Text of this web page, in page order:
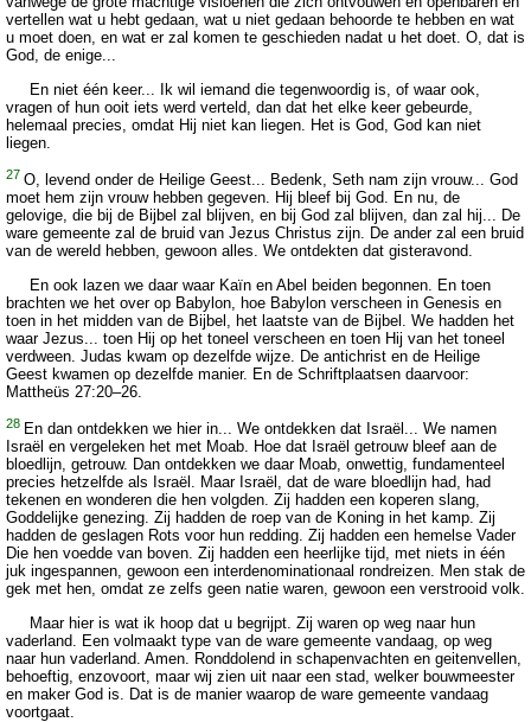
vertellen wat u hebt gedaan, wat u niet gedaan behoorde te hebben en wat
u moet doen, en wat er zal komen te geschieden nadat u het doet. O, dat is
God, de enige...
En niet één keer... Ik wil iemand die tegenwoordig is, of waar ook,
vragen of hun ooit iets werd verteld, dan dat het elke keer gebeurde,
helemaal precies, omdat Hij niet kan liegen. Het is God, God kan niet
liegen.
27 O, levend onder de Heilige Geest... Bedenk, Seth nam zijn vrouw... God
moet hem zijn vrouw hebben gegeven. Hij bleef bij God. En nu, de
gelovige, die bij de Bijbel zal blijven, en bij God zal blijven, dan zal hij... De
ware gemeente zal de bruid van Jezus Christus zijn. De ander zal een bruid
van de wereld hebben, gewoon alles. We ontdekten dat gisteravond.
En ook lazen we daar waar Kaïn en Abel beiden begonnen. En toen
brachten we het over op Babylon, hoe Babylon verscheen in Genesis en
toen in het midden van de Bijbel, het laatste van de Bijbel. We hadden het
waar Jezus... toen Hij op het toneel verscheen en toen Hij van het toneel
verdween. Judas kwam op dezelfde wijze. De antichrist en de Heilige
Geest kwamen op dezelfde manier. En de Schriftplaatsen daarvoor:
Mattheüs 27:20–26.
28 En dan ontdekken we hier in... We ontdekken dat Israël... We namen
Israël en vergeleken het met Moab. Hoe dat Israël getrouw bleef aan de
bloedlijn, getrouw. Dan ontdekken we daar Moab, onwettig, fundamenteel
precies hetzelfde als Israël. Maar Israël, dat de ware bloedlijn had, had
tekenen en wonderen die hen volgden. Zij hadden een koperen slang,
Goddelijke genezing. Zij hadden de roep van de Koning in het kamp. Zij
hadden de geslagen Rots voor hun redding. Zij hadden een hemelse Vader
Die hen voedde van boven. Zij hadden een heerlijke tijd, met niets in één
juk ingespannen, gewoon een interdenominationaal rondreizen. Men stak de
gek met hen, omdat ze zelfs geen natie waren, gewoon een verstrooid volk.
Maar hier is wat ik hoop dat u begrijpt. Zij waren op weg naar hun
vaderland. Een volmaakt type van de ware gemeente vandaag, op weg
naar hun vaderland. Amen. Ronddolend in schapenvachten en geitenvellen,
behoeftig, enzovoort, maar wij zien uit naar een stad, welker bouwmeester
en maker God is. Dat is de manier waarop de ware gemeente vandaag
voortgaat.